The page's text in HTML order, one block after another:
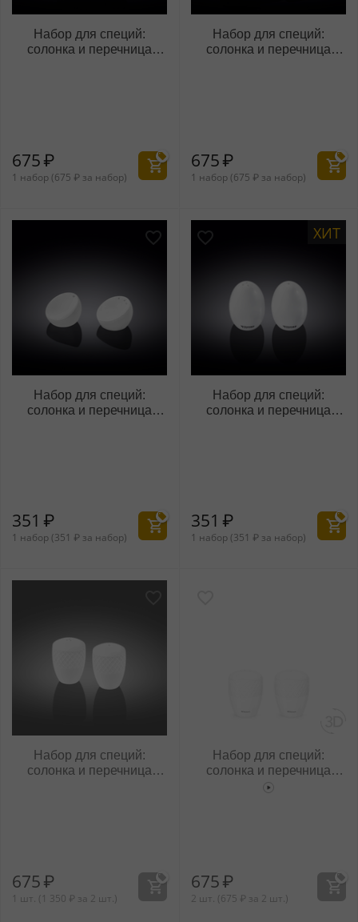
Набор для специй:
солонка и перечница
675₽
1 набор (675 ₽ за набор)
Набор для специй:
солонка и перечница
675₽
1 набор (675 ₽ за набор)
Набор для специй:
солонка и перечница
351 ₽
1 набор (351 ₽ за набор)
ХИТ
Набор для специй:
солонка и перечница
351 ₽
1 набор (351 ₽ за набор)
Набор для специй:
солонка и перечница
675₽
1 шт. ( 1 350 ₽ за 2 шт.)
Набор для специй:
солонка и перечница
WL‑880124/2C
675₽
2 шт. (675 ₽ за 2 шт.)